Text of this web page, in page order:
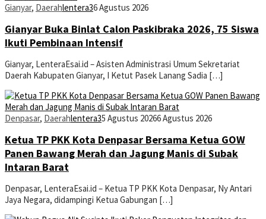
Gianyar, Daerahlentera36 Agustus 2026
Gianyar Buka Binlat Calon Paskibraka 2026, 75 Siswa
Ikuti Pembinaan Intensif
Gianyar, LenteraEsai.id – Asisten Administrasi Umum Sekretariat
Daerah Kabupaten Gianyar, I Ketut Pasek Lanang Sadia […]
Denpasar, Daerahlentera35 Agustus 20266 Agustus 2026
Ketua TP PKK Kota Denpasar Bersama Ketua GOW
Panen Bawang Merah dan Jagung Manis di Subak
Intaran Barat
Denpasar, LenteraEsai.id – Ketua TP PKK Kota Denpasar, Ny Antari
Jaya Negara, didampingi Ketua Gabungan […]